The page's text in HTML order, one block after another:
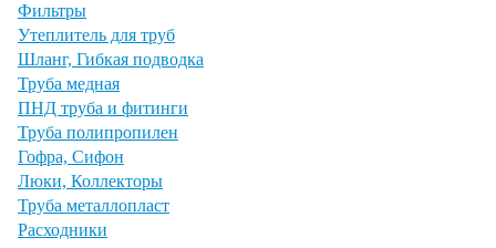
Фильтры
Утеплитель для труб
Шланг, Гибкая подводка
Труба медная
ПНД труба и фитинги
Труба полипропилен
Гофра, Сифон
Люки, Коллекторы
Труба металлопласт
Расходники